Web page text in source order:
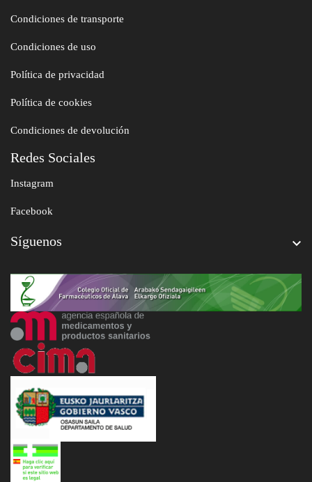
Condiciones de transporte
Condiciones de uso
Política de privacidad
Política de cookies
Condiciones de devolución
Redes Sociales
Instagram
Facebook
Síguenos 